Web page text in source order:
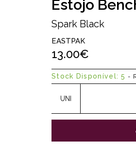
Estojo
Spark Black
EASTPAK
13.00€
Stock Disponível: 5 -
UNI